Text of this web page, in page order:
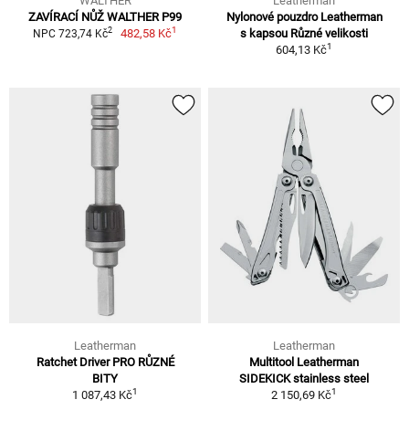
ZAVÍRACÍ NŮŽ WALTHER P99
NPC 723,74 Kč2 482,58 Kč1
Nylonové pouzdro Leatherman
s kapsou Různé velikosti
604,13 Kč1
Leatherman
Ratchet Driver PRO RŮZNÉ
BITY
1 087,43 Kč1
Leatherman
Multitool Leatherman
SIDEKICK stainless steel
2 150,69 Kč1